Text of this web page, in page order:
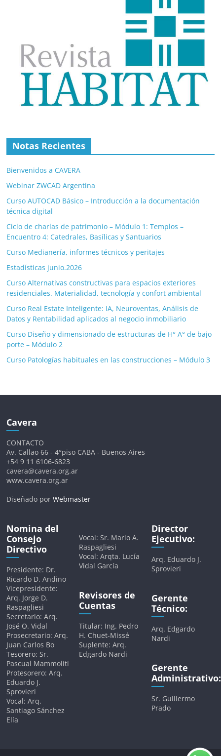
Notas Recientes
Bienvenidos a CAVERA
Webinar ZWCAD Argentina
Curso AUTOCAD Básico – Introducción a la documentación
técnica digital
Ciclo de charlas de patrimonio – Módulo 1: Templos –
Encuentro 4: Catedrales, Basílicas y Santuarios
Curso Medianería, informes técnicos y peritajes
Estadísticas junio.2026
Curso Alternativas constructivas para espacios exteriores
residenciales. Materialidad, tecnología y confort ambiental
Curso Real Estate Inteligente: IA, Neuroventas, Análisis de
Datos y Rentabilidad aplicados al negocio inmobiliario
Curso Diseño y dimensionado de estructuras de H° A° de bajo
porte – Módulo 2
Curso Patologías habituales en las construcciones – Módulo 3
Cavera
CONTACTO
Av. Callao 66 - 4°piso CABA - Buenos Aires
+54 9 11 6106-6823
cavera@cavera.org.ar
www.cavera.org.ar
Diseñado porWebmaster
Nomina del
Consejo
Directivo
Presidente: Dr.
Ricardo D. Andino
Vicepresidente:
Arq. Jorge D.
Raspagliesi
Secretario: Arq.
José O. Vidal
Prosecretario: Arq.
Juan Carlos Bo
Tesorero: Sr.
Pascual Mammoliti
Protesorero: Arq.
Eduardo J.
Sprovieri
Vocal: Arq.
Santiago Sánchez
Elía
Vocal: Sr. Mario A.
Raspagliesi
Vocal: Arqta. Lucía
Vidal García
Revisores de
Cuentas
Titular: Ing. Pedro
H. Chuet-Missé
Suplente: Arq.
Edgardo Nardi
Director
Ejecutivo:
Arq. Eduardo J.
Sprovieri
Gerente
Técnico:
Arq. Edgardo
Nardi
Gerente
Administrativo:
Sr. Guillermo
Prado